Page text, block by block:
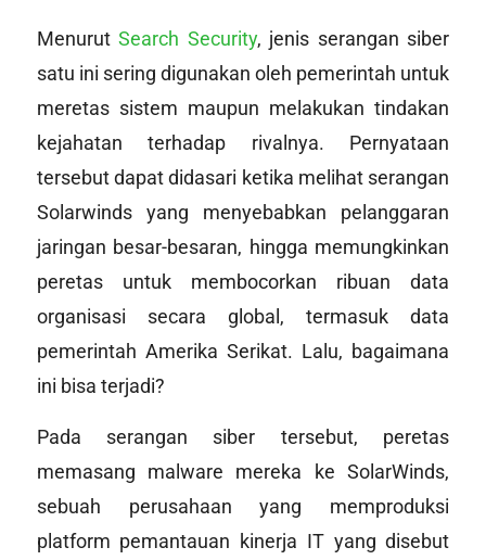
MenurutSearch Security, jenis serangan siber
satu ini sering digunakan oleh pemerintah untuk
meretas sistem maupun melakukan tindakan
kejahatan terhadap rivalnya. Pernyataan
tersebut dapat didasari ketika melihat serangan
Solarwinds yang menyebabkan pelanggaran
jaringan besar-besaran, hingga memungkinkan
peretas untuk membocorkan ribuan data
organisasi secara global, termasuk data
pemerintah Amerika Serikat. Lalu, bagaimana
ini bisa terjadi?
Pada serangan siber tersebut, peretas
memasang malware mereka ke SolarWinds,
sebuah perusahaan yang memproduksi
platform pemantauan kinerja IT yang disebut